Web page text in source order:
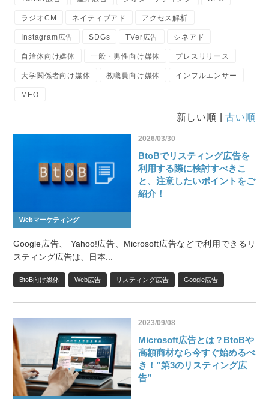
ラジオCM ネイティブアド アクセス解析
Instagram広告 SDGs TVer広告 シネアド
自治体向け媒体 一般・男性向け媒体 プレスリリース
大学関係者向け媒体 教職員向け媒体 インフルエンサー
MEO
新しい順 |古い順
Webマーケティング
2026/03/30
BtoBでリスティング広告を
利用する際に検討すべきこ
と、注意したいポイントをご
紹介！
Google広告、 Yahoo!広告、Microsoft広告などで利用できるリ
スティング広告は、日本...
BtoB向け媒体 Web広告 リスティング広告 Google広告
2023/09/08
Microsoft広告とは？BtoBや
高額商材なら今すぐ始めるべ
き！”第3のリスティング広
告”